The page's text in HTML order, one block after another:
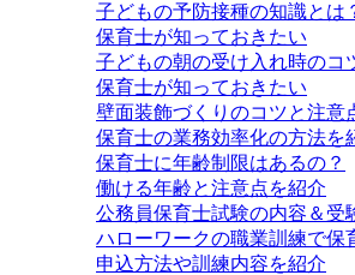
子どもの予防接種の知識とは
保育士が知っておきたい
子どもの朝の受け入れ時のコ
保育士が知っておきたい
壁面装飾づくりのコツと注意
保育士の業務効率化の方法を
保育士に年齢制限はあるの？
働ける年齢と注意点を紹介
公務員保育士試験の内容＆受
ハローワークの職業訓練で保
申込方法や訓練内容を紹介